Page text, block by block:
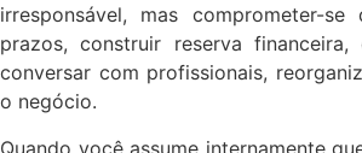
irresponsável, mas comprometer-
prazos, construir reserva
conversar com profissionais,
o negócio.
Quando você assume internamente